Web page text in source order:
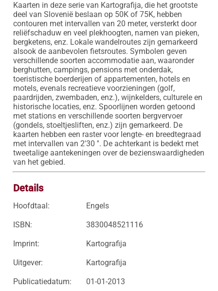
Kaarten in deze serie van Kartografija, die het grootste
deel van Slovenië beslaan op 50K of 75K, hebben
contouren met intervallen van 20 meter, versterkt door
reliëfschaduw en veel plekhoogten, namen van pieken,
bergketens, enz. Lokale wandelroutes zijn gemarkeerd
alsook de aanbevolen fietsroutes. Symbolen geven
verschillende soorten accommodatie aan, waaronder
berghutten, campings, pensions met onderdak,
toeristische boerderijen of appartementen, hotels en
motels, evenals recreatieve voorzieningen (golf,
paardrijden, zwembaden, enz.), wijnkelders, culturele en
historische locaties, enz. Spoorlijnen worden getoond
met stations en verschillende soorten bergvervoer
(gondels, stoeltjesliften, enz.) zijn gemarkeerd. De
kaarten hebben een raster voor lengte- en breedtegraad
met intervallen van 2'30 ''. De achterkant is bedekt met
tweetalige aantekeningen over de bezienswaardigheden
Details
Hoofdtaal: Engels
ISBN: 3830048521116
Imprint: Kartografija
Uitgever: Kartografija
Publicatiedatum: 01-01-2013